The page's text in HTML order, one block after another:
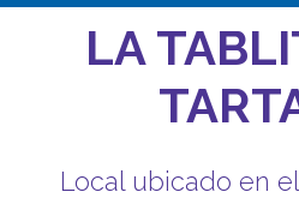
LA
Local ubicado en